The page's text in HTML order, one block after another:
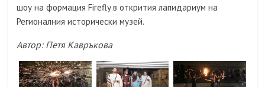
шоу на формация Firefly в открития лапидариум на
Регионалния исторически музей.
Автор: Петя Кавръкова